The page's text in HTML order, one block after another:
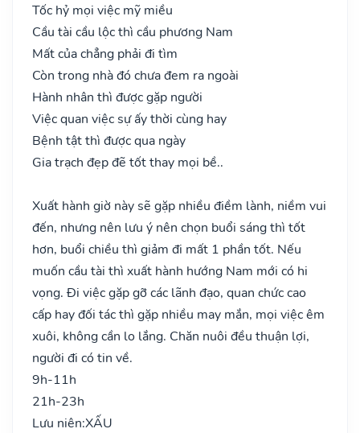
Tốc hỷ mọi việc mỹ miều
Cầu tài cầu lộc thì cầu phương Nam
Mất của chẳng phải đi tìm
Còn trong nhà đó chưa đem ra ngoài
Hành nhân thì được gặp người
Việc quan việc sự ấy thời cùng hay
Bệnh tật thì được qua ngày
Gia trạch đẹp đẽ tốt thay mọi bề..
Xuất hành giờ này sẽ gặp nhiều điềm lành, niềm vui
đến, nhưng nên lưu ý nên chọn buổi sáng thì tốt
hơn, buổi chiều thì giảm đi mất 1 phần tốt. Nếu
muốn cầu tài thì xuất hành hướng Nam mới có hi
vọng. Đi việc gặp gỡ các lãnh đạo, quan chức cao
cấp hay đối tác thì gặp nhiều may mắn, mọi việc êm
xuôi, không cần lo lắng. Chăn nuôi đều thuận lợi,
người đi có tin về.
9h-11h
21h-23h
Lưu niên:XẤU